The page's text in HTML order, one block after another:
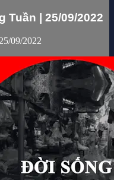
Tuần | 25/09/2022
09/2022